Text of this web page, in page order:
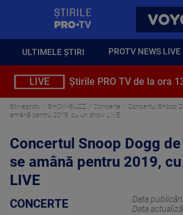
ULTIMELE ȘTIRI PROTV NEWS LIVE
LIVE Știrile PRO TV de la ora
Stirileprotv SHOW-BUZZ Concerte
Concertul Snoop
amână pentru 2019, cu un show LIVE
Concertul Snoop Dogg
se amână pentru 2019,
LIVE
CONCERTE Data
Data